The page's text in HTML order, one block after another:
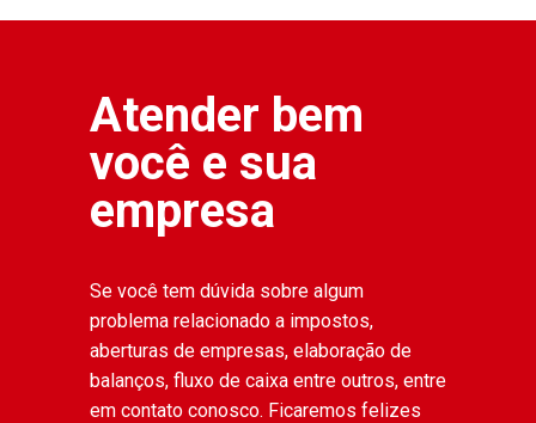
Atender bem
você e sua
empresa
Se você tem dúvida sobre algum
problema relacionado a impostos,
aberturas de empresas, elaboração de
balanços, fluxo de caixa entre outros, entre
em contato conosco. Ficaremos felizes